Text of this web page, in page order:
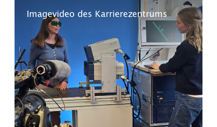
Imagevideo des Karrierezentrums